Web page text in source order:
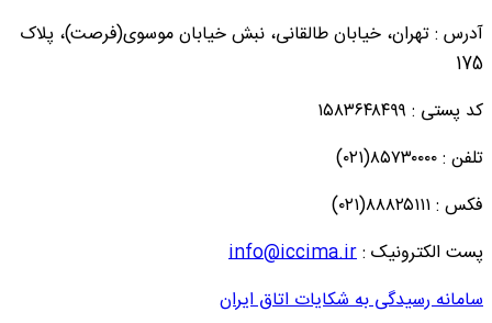
آدرس : تهران، خیابان طالقانی، نبش خیابان موسوی(فرصت)، پلاک
175
کد پستی : ۱۵۸۳۶۴۸۴۹۹
تلفن : ۸۵۷۳۰۰۰۰(۰۲۱)
فکس : ۸۸۸۲۵۱۱۱(۰۲۱)
پست الکترونیک :info@iccima.ir
سامانه رسیدگی به شکایات اتاق ایران